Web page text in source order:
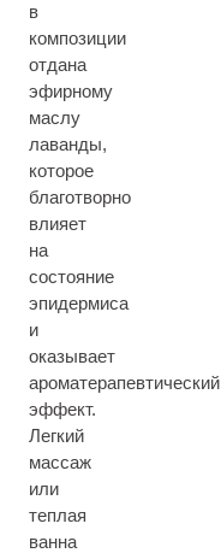
в
композиции
отдана
эфирному
маслу
лаванды,
которое
благотворно
влияет
на
состояние
эпидермиса
и
оказывает
ароматерапевтический
эффект.
Легкий
массаж
или
теплая
ванна